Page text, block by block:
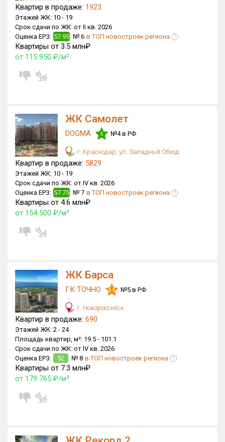
Квартир в продаже: 1923
Этажей ЖК: 10 - 19
Срок сдачи по ЖК: от II кв. 2026
Оценка ЕРЗ: 57.95 № 6 в ТОП новостроек региона ?
Квартиры от 3.5 млн₽
от 115 950 ₽/м²
ЖК Самолет
DOGMA 5 №4 в РФ
г. Краснодар, ул. Западный Обход
Квартир в продаже: 5829
Этажей ЖК: 10 - 19
Срок сдачи по ЖК: от IV кв. 2026
Оценка ЕРЗ: 57.75 № 7 в ТОП новостроек региона ?
Квартиры от 4.6 млн₽
от 154 500 ₽/м²
ЖК Барса
ГК ТОЧНО 3.5 №5 в РФ
г. Новороссийск
Квартир в продаже: 690
Этажей ЖК: 2 - 24
Площадь квартир, м²: 19.5 - 101.1
Срок сдачи по ЖК: от IV кв. 2026
Оценка ЕРЗ:
52 № 8 в ТОП новостроек региона ?
Квартиры от 7.3 млн₽
от 179 765 ₽/м²